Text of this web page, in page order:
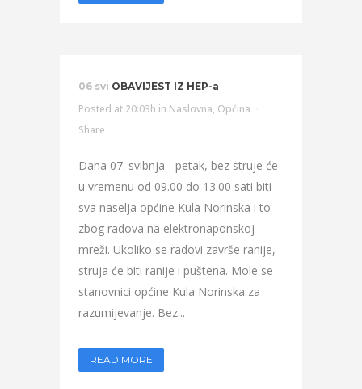
06 svi OBAVIJEST IZ HEP-a
Posted at 20:03h in Naslovna, Općina
Share
Dana 07. svibnja - petak, bez struje će
u vremenu od 09.00 do 13.00 sati biti
sva naselja općine Kula Norinska i to
zbog radova na elektronaponskoj
mreži. Ukoliko se radovi završe ranije,
struja će biti ranije i puštena. Mole se
stanovnici općine Kula Norinska za
razumijevanje. Bez...
READ MORE